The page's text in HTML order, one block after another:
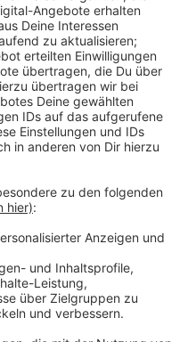
WhatsApp oder Skype.
so Einzel-
ist ein
Kinder in
Kreis Neuss. Die
finanzschwache
Teilhabepaket
der AWO in
550 Kurse besucht.
abgerufen werden.